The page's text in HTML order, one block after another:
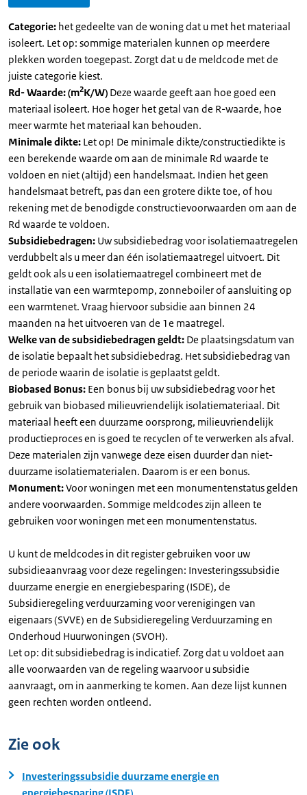
Categorie: het gedeelte van de woning dat u met het materiaal
isoleert. Let op: sommige materialen kunnen op meerdere
plekken worden toegepast. Zorgt dat u de meldcode met de
juiste categorie kiest.
Rd- Waarde: (m2K/W) Deze waarde geeft aan hoe goed een
materiaal isoleert. Hoe hoger het getal van de R-waarde, hoe
meer warmte het materiaal kan behouden.
Minimale dikte: Let op! De minimale dikte/constructiedikte is
een berekende waarde om aan de minimale Rd waarde te
voldoen en niet (altijd) een handelsmaat. Indien het geen
handelsmaat betreft, pas dan een grotere dikte toe, of hou
rekening met de benodigde constructievoorwaarden om aan de
Rd waarde te voldoen.
Subsidiebedragen: Uw subsidiebedrag voor isolatiemaatregelen
verdubbelt als u meer dan één isolatiemaatregel uitvoert. Dit
geldt ook als u een isolatiemaatregel combineert met de
installatie van een warmtepomp, zonneboiler of aansluiting op
een warmtenet. Vraag hiervoor subsidie aan binnen 24
maanden na het uitvoeren van de 1e maatregel.
Welke van de subsidiebedragen geldt: De plaatsingsdatum van
de isolatie bepaalt het subsidiebedrag. Het subsidiebedrag van
de periode waarin de isolatie is geplaatst geldt.
Biobased Bonus: Een bonus bij uw subsidiebedrag voor het
gebruik van biobased milieuvriendelijk isolatiemateriaal. Dit
materiaal heeft een duurzame oorsprong, milieuvriendelijk
productieproces en is goed te recyclen of te verwerken als afval.
Deze materialen zijn vanwege deze eisen duurder dan niet-
duurzame isolatiematerialen. Daarom is er een bonus.
Monument:Voor woningen met een monumentenstatus gelden
andere voorwaarden. Sommige meldcodes zijn alleen te
gebruiken voor woningen met een monumentenstatus.
U kunt de meldcodes in dit register gebruiken voor uw
subsidieaanvraag voor deze regelingen: Investeringssubsidie
duurzame energie en energiebesparing (ISDE), de
Subsidieregeling verduurzaming voor verenigingen van
eigenaars (SVVE) en de Subsidieregeling Verduurzaming en
Onderhoud Huurwoningen (SVOH).
Let op: dit subsidiebedrag is indicatief. Zorg dat u voldoet aan
alle voorwaarden van de regeling waarvoor u subsidie
aanvraagt, om in aanmerking te komen. Aan deze lijst kunnen
geen rechten worden ontleend.
Zie ook
Investeringssubsidie duurzame energie en